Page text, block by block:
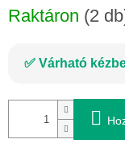
Raktáron (2
Várható